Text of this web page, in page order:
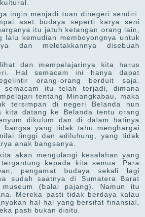
ingin menjadi tuan dinegeri sendiri.
aset budaya seperti karya seni
itu jatuh ketangan orang lain,
lalu kemudian memboyongnya untuk
dan meletakkannya disebuah
dan mempelajarinya kita harus
Hal semacam ini hanya dapat
orang-orang berduit saja.
semacam itu telah terjadi, dimana
tentang Minangkabau, maka
tersimpan di negeri Belanda nun
kita datang ke Belanda tentu orang
dikulum dan di dalam hatinya
bangsa yang tidak tahu menghargai
tinggi dan adiluhung, yang tidak
anak bangsanya.
akan mengulangi kesalahan yang
kepada kita semua. Para
pengamat budaya sekali lagi
sudah saatnya di Sumatera Barat
museum (balai pajang). Namun itu
Mereka pasti tidak berdaya kalau
hal-hal yang bersifat finansial,
pasti bukan disitu.